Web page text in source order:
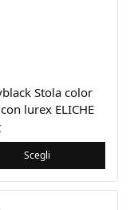
Stola color
lurex ELICHE
Scegli